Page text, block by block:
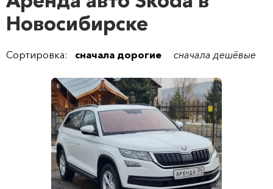
Новосибирске
Сортировка: сначала дорогие сначала дешёвые